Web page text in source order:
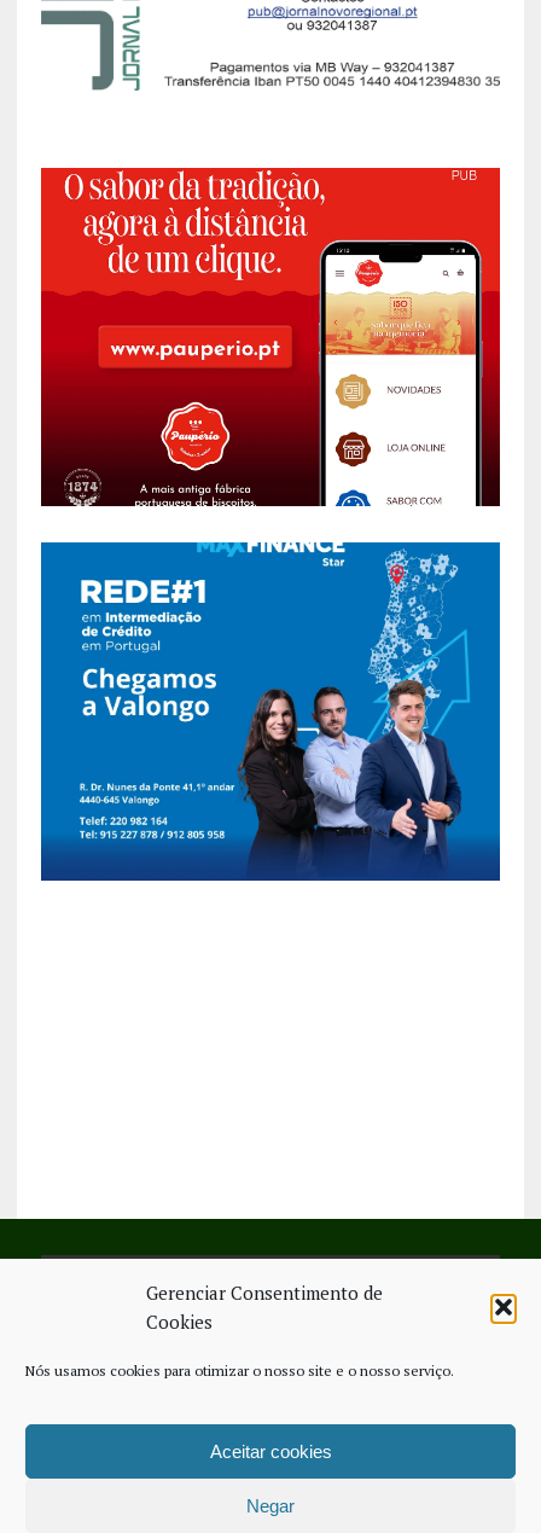
Gerenciar Consentimento de
Cookies
Nós usamos cookies para otimizar o nosso site e o nosso serviço.
Aceitar cookies
Negar
SIGA-NOS NO FACEBOOK
ESTATUTO EDITORIAL
CONTACTE-NOS
COPYRIGHT © 2026 - JORNAL NOVO REGIONAL | POWERED BY